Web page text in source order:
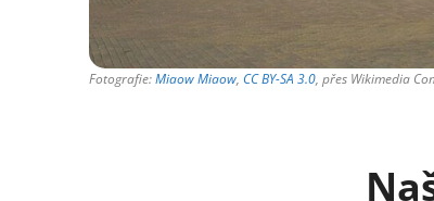
Fotografie:Miaow Miaow, CC BY-SA 3.0, přes Wikimedia